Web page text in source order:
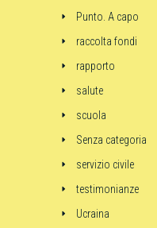
Punto. A capo
raccolta fondi
rapporto
salute
scuola
Senza categoria
servizio civile
testimonianze
Ucraina